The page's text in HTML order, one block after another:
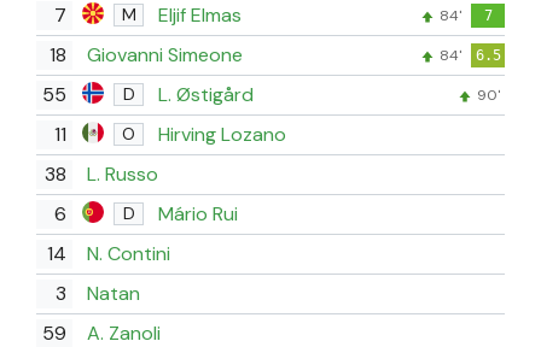
7 M Eljif Elmas 84' 7
18 Giovanni Simeone 84' 6.5
55 D L. Østigård 90'
11 O
Hirving Lozano
38
L. Russo
6
D
Mário Rui
14
N. Contini
3
Natan
59
A. Zanoli